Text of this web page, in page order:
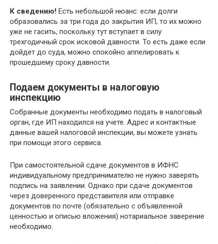
К сведению! Есть небольшой нюанс: если долги
образовались за три года до закрытия ИП, то их можно
уже не гасить, поскольку тут вступает в силу
трехгодичный срок исковой давности. То есть даже если
дойдет до суда, можно спокойно аппелировать к
прошедшему сроку давности.
Подаем документы в налоговую
инспекцию
Собранные документы необходимо подать в налоговый
орган, где ИП находился на учете. Адрес и контактные
данные вашей налоговой инспекции, вы можете узнать
при помощи этого сервиса.
При самостоятельной сдаче документов в ИФНС
индивидуальному предпринимателю не нужно заверять
подпись на заявлении. Однако при сдаче документов
через доверенного представителя или отправке
документов по почте (обязательно с объявленной
ценностью и описью вложения) нотариальное заверение
необходимо.